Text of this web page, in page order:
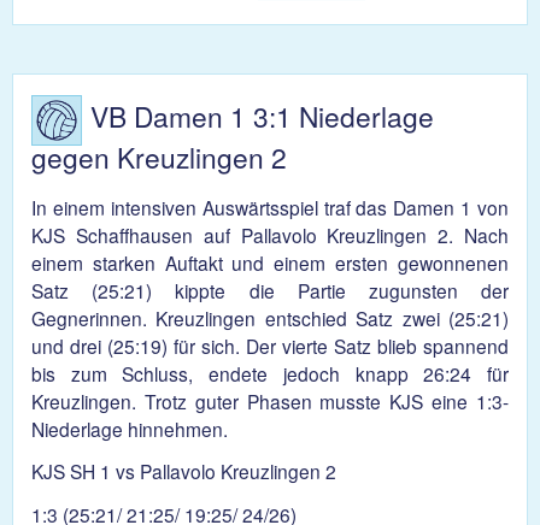
VB Damen 1 3:1 Niederlage
gegen Kreuzlingen 2
In einem intensiven Auswärtsspiel traf das Damen 1 von
KJS Schaffhausen auf Pallavolo Kreuzlingen 2. Nach
einem starken Auftakt und einem ersten gewonnenen
Satz (25:21) kippte die Partie zugunsten der
Gegnerinnen. Kreuzlingen entschied Satz zwei (25:21)
und drei (25:19) für sich. Der vierte Satz blieb spannend
bis zum Schluss, endete jedoch knapp 26:24 für
Kreuzlingen. Trotz guter Phasen musste KJS eine 1:3-
Niederlage hinnehmen.
KJS SH 1 vs Pallavolo Kreuzlingen 2
1:3 (25:21/ 21:25/ 19:25/ 24/26)